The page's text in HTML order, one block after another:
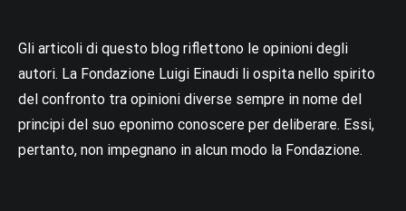
Gli articoli di questo blog riflettono le opinioni degli
autori. La Fondazione Luigi Einaudi li ospita nello spirito
del confronto tra opinioni diverse sempre in nome del
principi del suo eponimo conoscere per deliberare. Essi,
pertanto, non impegnano in alcun modo la Fondazione.